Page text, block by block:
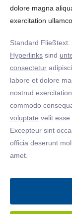
dolore magna
exercitation
Standard Fließtext:
Hyperlinks sind
consectetur
labore et dolore
nostrud
commodo
voluptate velit esse
Excepteur sint
officia deserunt
amet.